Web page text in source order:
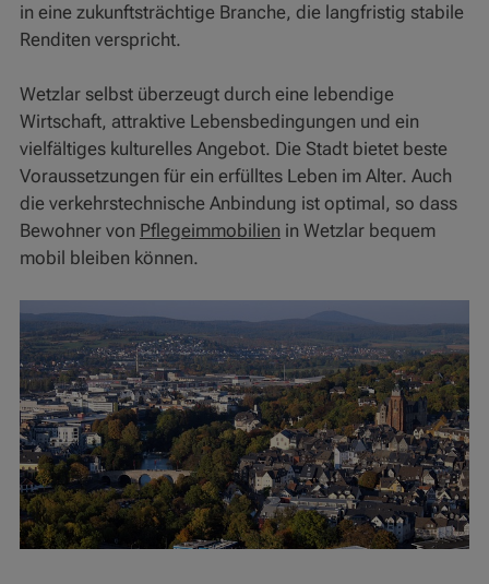
in eine zukunftsträchtige Branche, die langfristig stabile
Renditen verspricht.
Wetzlar selbst überzeugt durch eine lebendige
Wirtschaft, attraktive Lebensbedingungen und ein
vielfältiges kulturelles Angebot. Die Stadt bietet beste
Voraussetzungen für ein erfülltes Leben im Alter. Auch
die verkehrstechnische Anbindung ist optimal, so dass
Bewohner von Pflegeimmobilien in Wetzlar bequem
mobil bleiben können.